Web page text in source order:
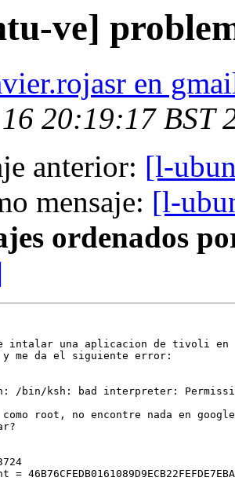
ve]
en
20:19:17 BST
anterior: [l-
mensaje: [l-
ordenados
intalar una aplicacion de tivoli en
y me da el siguiente error:
/bin/ksh: bad interpreter:
root, no encontre nada en